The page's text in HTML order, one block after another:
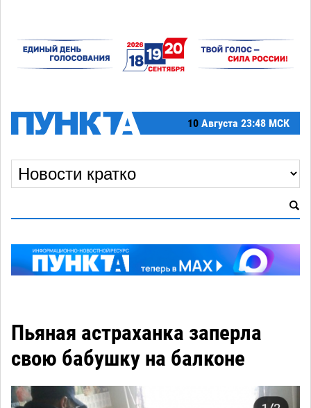
10 Августа 23:48 МСК
Пьяная астраханка заперла
свою бабушку на балконе